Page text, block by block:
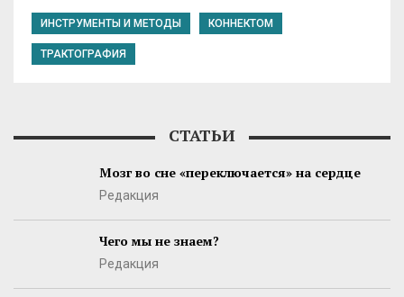
ИНСТРУМЕНТЫ И МЕТОДЫ КОННЕКТОМ
ТРАКТОГРАФИЯ
СТАТЬИ
Мозг во сне «переключается» на сердце
Редакция
Чего мы не знаем?
Редакция